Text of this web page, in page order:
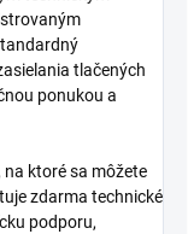
tlačených
ponukou a
ktoré sa môžete
zdarma technické
podporu,